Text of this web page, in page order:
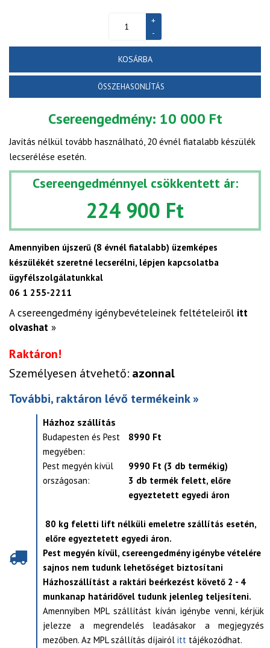
KOSÁRBA
ÖSSZEHASONLÍTÁS
Csereengedmény: 10 000 Ft
Javítás nélkül tovább használható, 20 évnél fiatalabb készülék
lecserélése esetén.
Csereengedménnyel csökkentett ár:
224 900 Ft
Amennyiben újszerű (8 évnél fiatalabb) üzemképes
készülékét szeretné lecserélni, lépjen kapcsolatba
ügyfélszolgálatunkkal
06 1 255-2211
A csereengedmény igénybevételeinek feltételeiről itt
olvashat »
Raktáron!
Személyesen átvehető: azonnal
További, raktáron lévő termékeink »
Házhoz szállítás
Budapesten és Pest
megyében:
8990 Ft
Pest megyén kívül
országosan:
9990 Ft (3 db termékig)
3 db termék felett, előre
egyeztetett egyedi áron
80 kg feletti lift nélküli emeletre szállítás esetén,
előre egyeztetett egyedi áron.
Pest megyén kívül, csereengedmény igénybe vételére
sajnos nem tudunk lehetőséget biztosítani
Házhoszállítást a raktári beérkezést követő 2 - 4
munkanap határidővel tudunk jelenleg teljesíteni.
Amennyiben MPL szállítást kíván igénybe venni, kérjük
jelezze a megrendelés leadásakor a megjegyzés
mezőben. Az MPL szállítás díjairól itt tájékozódhat.